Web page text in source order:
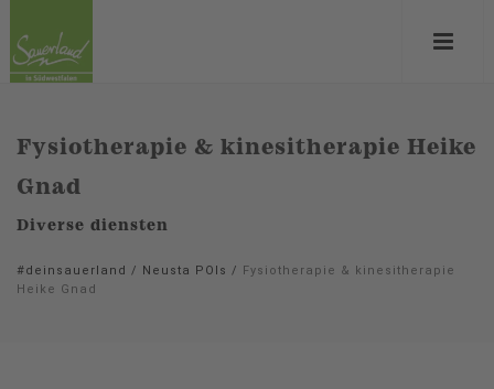
Fysiotherapie & kinesitherapie Heike
Gnad
Diverse diensten
#deinsauerland / Neusta POIs / Fysiotherapie & kinesitherapie
Heike Gnad